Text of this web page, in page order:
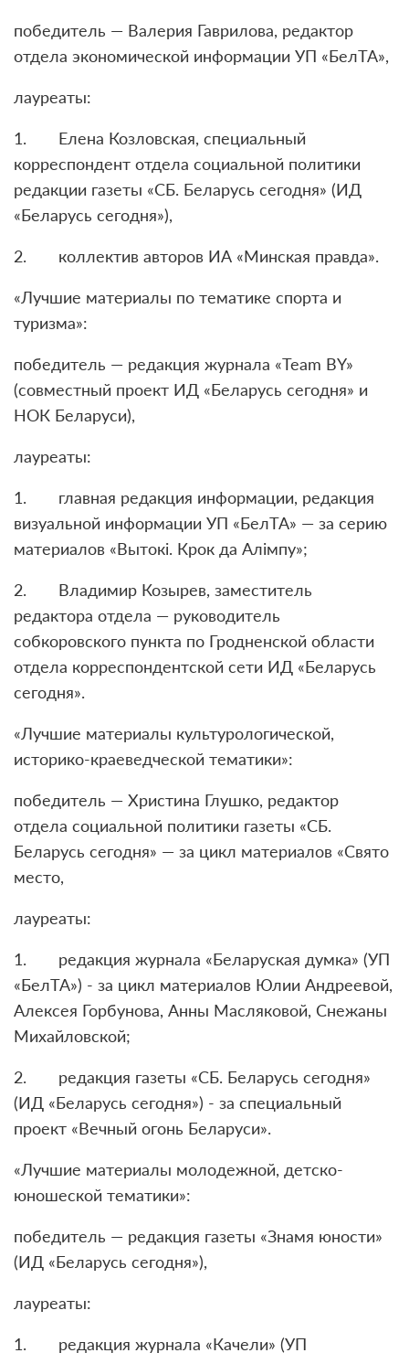
победитель — Валерия Гаврилова, редактор
отдела экономической информации УП «БелТА»,
лауреаты:
1. Елена Козловская, специальный
корреспондент отдела социальной политики
редакции газеты «СБ. Беларусь сегодня» (ИД
«Беларусь сегодня»),
2. коллектив авторов ИА «Минская правда».
«Лучшие материалы по тематике спорта и
туризма»:
победитель — редакция журнала «Team BY»
(совместный проект ИД «Беларусь сегодня» и
НОК Беларуси),
лауреаты:
1. главная редакция информации, редакция
визуальной информации УП «БелТА» — за серию
материалов «Вытокі. Крок да Алімпу»;
2. Владимир Козырев, заместитель
редактора отдела — руководитель
собкоровского пункта по Гродненской области
отдела корреспондентской сети ИД «Беларусь
сегодня».
«Лучшие материалы культурологической,
историко-краеведческой тематики»:
победитель — Христина Глушко, редактор
отдела социальной политики газеты «СБ.
Беларусь сегодня» — за цикл материалов «Свято
место,
лауреаты:
1. редакция журнала «Беларуская думка» (УП
«БелТА») - за цикл материалов Юлии Андреевой,
Алексея Горбунова, Анны Масляковой, Снежаны
Михайловской;
2. редакция газеты «СБ. Беларусь сегодня»
(ИД «Беларусь сегодня») - за специальный
проект «Вечный огонь Беларуси».
«Лучшие материалы молодежной, детско-
юношеской тематики»:
победитель — редакция газеты «Знамя юности»
(ИД «Беларусь сегодня»),
лауреаты:
1. редакция журнала «Качели» (УП